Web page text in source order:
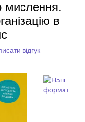
мислення.
в
відгук